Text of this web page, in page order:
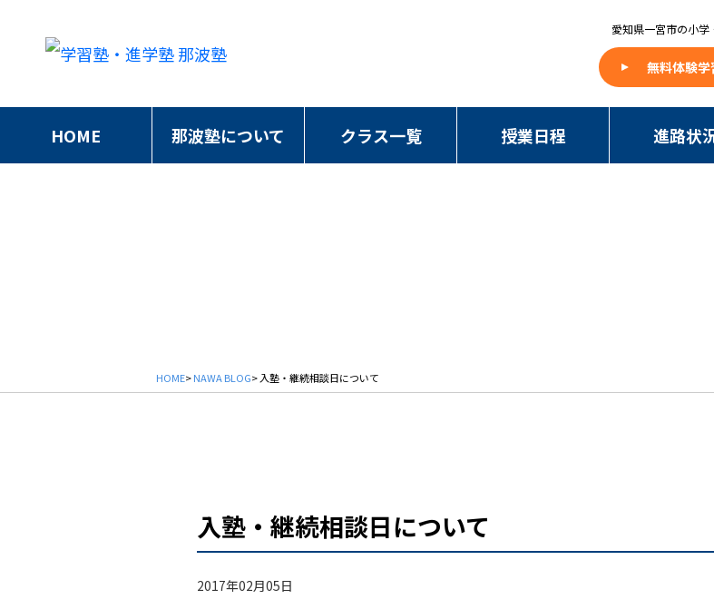
愛知県一宮市の小学
無料体験学
HOME 那波塾について クラス一覧 授業日程 進路状
HOME>NAWA BLOG> 入塾・継続相談日について
入塾・継続相談日について
2017年02月05日